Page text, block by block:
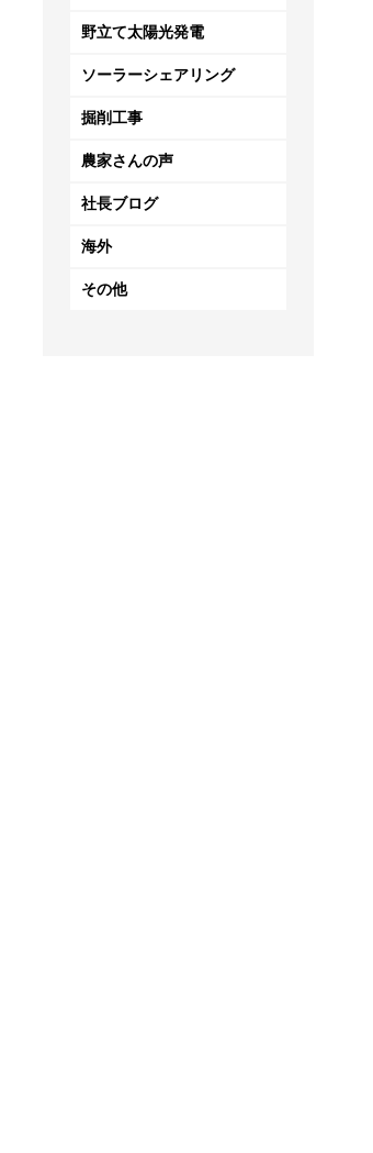
野立て太陽光発電
ソーラーシェアリング
掘削工事
農家さんの声
社長ブログ
海外
その他